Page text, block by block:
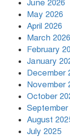
June 2026
May 2026
April 2026
March 2026
February
January
December
November
October
September
August
July 2025